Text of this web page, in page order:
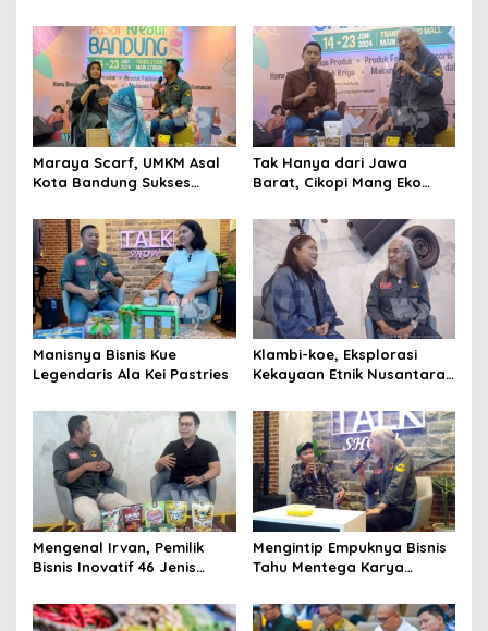
Maraya Scarf, UMKM Asal
Kota Bandung Sukses
Tak Hanya dari Jawa
Barat, Cikopi Mang Eko
Nusantara
Manisnya Bisnis Kue
Legendaris Ala Kei Pastries
Klambi-koe, Eksplorasi
Kekayaan Etnik Nusantara
Mengenal Irvan, Pemilik
Bisnis Inovatif 46 Jenis
Mengintip Empuknya Bisnis
Tahu Mentega Karya